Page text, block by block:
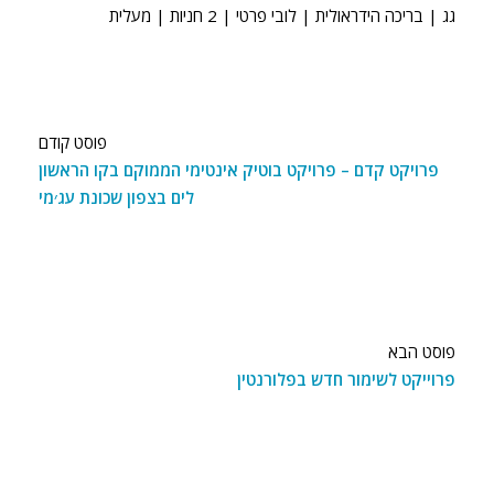
גג | בריכה הידראולית | לובי פרטי | 2 חניות | מעלית
פוסט קודם
פרויקט קדם – פרויקט בוטיק אינטימי הממוקם בקו הראשון
לים בצפון שכונת עג׳מי
פוסט הבא
פרוייקט לשימור חדש בפלורנטין